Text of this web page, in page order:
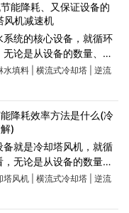
能降耗、又保证设备的
风机减速机
统的核心设备，就循环
论是从设备的数量、维
个方面来讲，风机都占
占车间设备总量的
量的6
水填料| 横流式冷却塔| 逆流
降耗效率方法是什么(冷
)
就是冷却塔风机，就循
无论是从设备的数量、
哪个方面来讲，冷却塔
采样管缆风机台数占车
塔风机| 横流式冷却塔| 逆流